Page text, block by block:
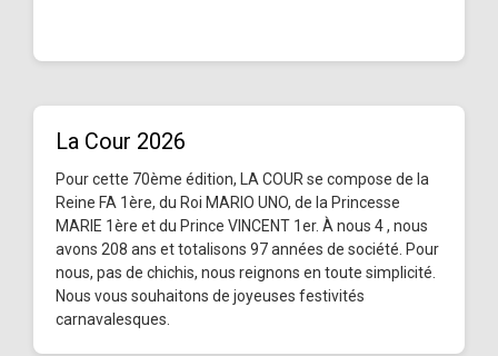
La Cour 2026
Pour cette 70ème édition, LA COUR se compose de la
Reine FA 1ère, du Roi MARIO UNO, de la Princesse
MARIE 1ère et du Prince VINCENT 1er. À nous 4 , nous
avons 208 ans et totalisons 97 années de société. Pour
nous, pas de chichis, nous reignons en toute simplicité.
Nous vous souhaitons de joyeuses festivités
carnavalesques.